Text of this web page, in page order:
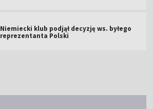
Niemiecki klub podjął decyzję ws. byłego
reprezentanta Polski